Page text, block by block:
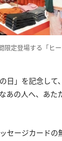
限定登場する「ヒ
日」を記念して
あの人へ、あた
セージカードの